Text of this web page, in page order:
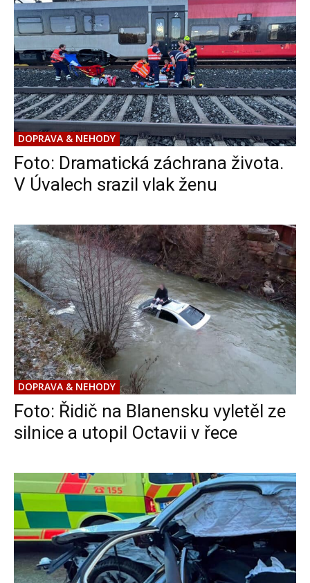
DOPRAVA & NEHODY
Foto: Dramatická záchrana života.
V Úvalech srazil vlak ženu
DOPRAVA & NEHODY
Foto: Řidič na Blanensku vyletěl ze
silnice a utopil Octavii v řece